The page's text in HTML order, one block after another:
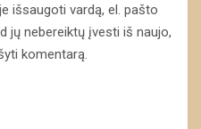
išsaugoti vardą, el. pašto
jų nebereiktų įvesti iš naujo,
komentarą.